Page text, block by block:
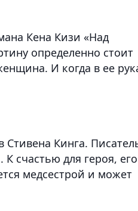
Кена Кизи «Над
определенно стоит
И когда в ее
Кинга.
счастью для героя, его
медсестрой и может